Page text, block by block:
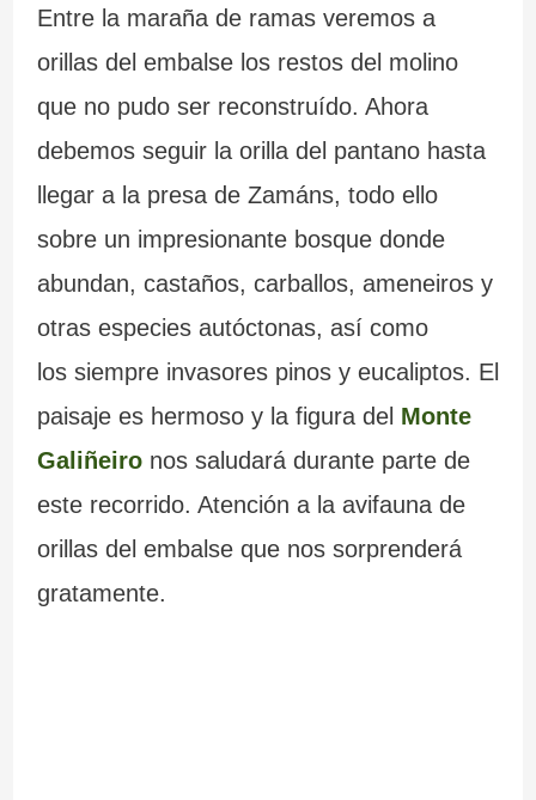
Entre la maraña de ramas veremos a
orillas del embalse los restos del molino
que no pudo ser reconstruído. Ahora
debemos seguir la orilla del pantano hasta
llegar a la presa de Zamáns, todo ello
sobre un impresionante bosque donde
abundan, castaños, carballos, ameneiros y
otras especies autóctonas, así como
los siempre invasores pinos y eucaliptos. El
paisaje es hermoso y la figura del Monte
Galiñeiro nos saludará durante parte de
este recorrido. Atención a la avifauna de
orillas del embalse que nos sorprenderá
gratamente.